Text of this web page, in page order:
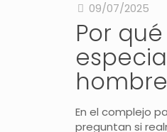
09/07/2025
Por
En el complejo
preguntan si